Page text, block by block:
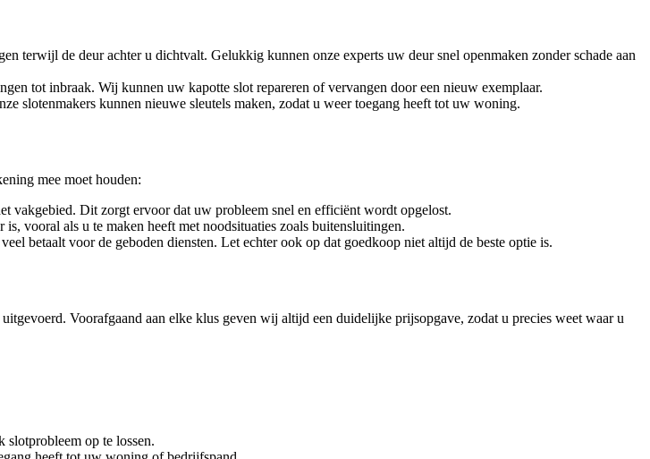
terwijl de deur achter u dichtvalt. Gelukkig kunnen onze experts uw deur snel openmaken zonder schade aan
tot inbraak. Wij kunnen uw kapotte slot repareren of vervangen door een nieuw exemplaar.
slotenmakers kunnen nieuwe sleutels maken, zodat u weer toegang heeft tot uw woning.
mee moet houden:
vakgebied. Dit zorgt ervoor dat uw probleem snel en efficiënt wordt opgelost.
vooral als u te maken heeft met noodsituaties zoals buitensluitingen.
betaalt voor de geboden diensten. Let echter ook op dat goedkoop niet altijd de beste optie is.
Voorafgaand aan elke klus geven wij altijd een duidelijke prijsopgave, zodat u precies weet waar u
slotprobleem op te lossen.